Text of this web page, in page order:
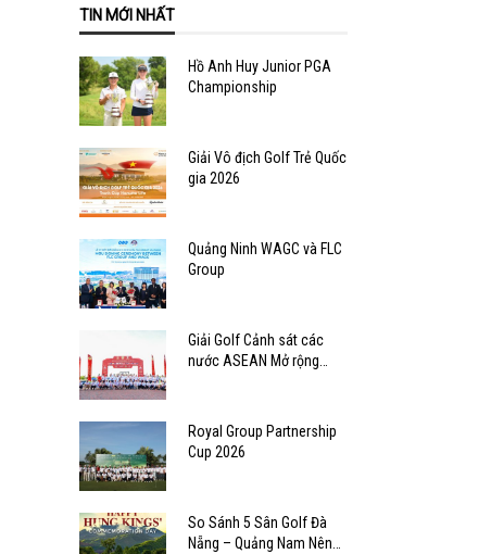
TIN MỚI NHẤT
Hồ Anh Huy Junior PGA
Championship
Giải Vô địch Golf Trẻ Quốc
gia 2026
Quảng Ninh WAGC và FLC
Group
Giải Golf Cảnh sát các
nước ASEAN Mở rộng
Royal Group Partnership
Cup 2026
So Sánh 5 Sân Golf Đà
Nẵng – Quảng Nam Nên